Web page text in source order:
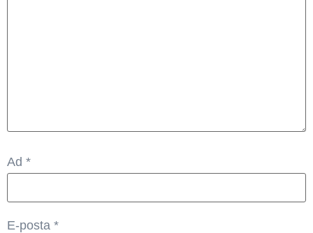
Ad *
E-posta *